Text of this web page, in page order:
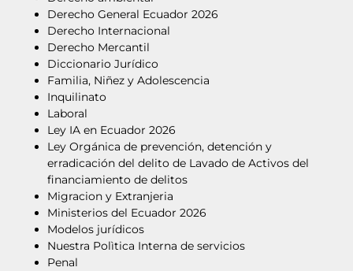
Derecho General Ecuador 2026
Derecho Internacional
Derecho Mercantil
Diccionario Jurídico
Familia, Niñez y Adolescencia
Inquilinato
Laboral
Ley IA en Ecuador 2026
Ley Orgánica de prevención, detención y
erradicación del delito de Lavado de Activos del
financiamiento de delitos
Migracion y Extranjeria
Ministerios del Ecuador 2026
Modelos jurídicos
Nuestra Polìtica Interna de servicios
Penal